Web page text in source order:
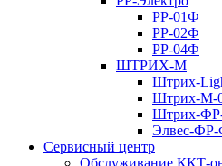
РР-01Ф
РР-02Ф
РР-04Ф
ШТРИХ-М
Штрих-
Штрих-М-
Штрих-
Элвес-
Сервисный центр
Обслуживание ККТ-